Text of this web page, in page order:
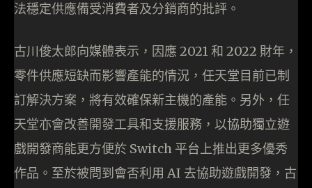
法穩定供應備受消費者及分銷商的批評。
古川俊太郎向媒體表示，因應 2021 和 2022 財年，
零件供應短缺而影響產能的情況，任天堂目前已制
訂解決方案，將有效確保新主機的產能。另外，任
天堂亦會改善開發工具和支援服務，以協助獨立遊
戲開發商能更方便於 Switch 平台上推出更多優秀
作品。至於被問到會否利用 AI 去協助遊戲開發，古